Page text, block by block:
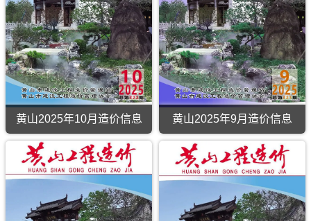
息
网
发
布，
用
于
黄
山
程
概
制，
黄山2025年10月造价信息 黄山2025年9月造价信息